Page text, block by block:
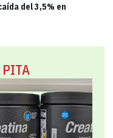
del 3,5% en
PITA